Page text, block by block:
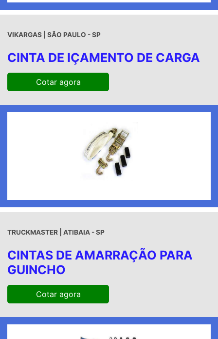
VIKARGAS | SÃO PAULO - SP
CINTA DE IÇAMENTO DE CARGA
Cotar agora
TRUCKMASTER | ATIBAIA - SP
CINTAS DE AMARRAÇÃO PARA
GUINCHO
Cotar agora